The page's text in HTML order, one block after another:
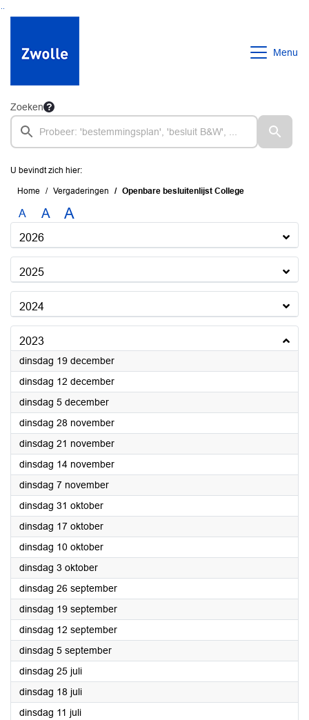
Ga naar de inhoud van deze pagina
Ga naar het zoeken
Ga naar het menu
Menu
Zoeken
U bevindt zich hier:
Home Vergaderingen Openbare besluitenlijst College
A A A
2026
2025
2024
2023
dinsdag 19 december2023
dinsdag 12 december2023
dinsdag 5 december2023
dinsdag 28 november2023
dinsdag 21 november2023
dinsdag 14 november2023
dinsdag 7 november2023
dinsdag 31 oktober2023
dinsdag 17 oktober2023
dinsdag 10 oktober2023
dinsdag 3 oktober2023
dinsdag 26 september2023
dinsdag 19 september2023
dinsdag 12 september2023
dinsdag 5 september2023
dinsdag 25 juli2023
dinsdag 18 juli2023
dinsdag 11 juli2023